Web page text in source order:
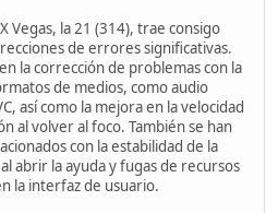
Vegas, la 21 (314), trae consigo
de errores significativas.
la corrección de problemas con la
de medios, como audio
así como la mejora en la velocidad
al volver al foco. También se han
con la estabilidad de la
abrir la ayuda y fugas de recursos
la interfaz de usuario.